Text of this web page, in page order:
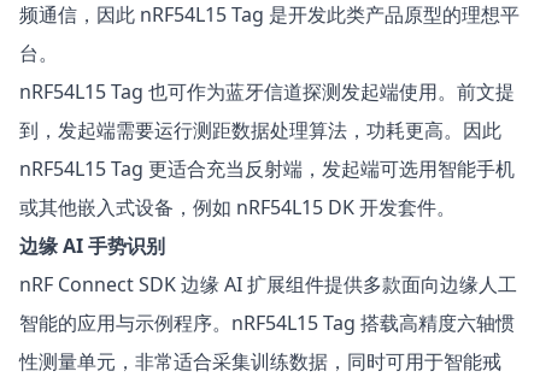
频通信，因此 nRF54L15 Tag 是开发此类产品原型的理想平
台。
nRF54L15 Tag 也可作为蓝牙信道探测发起端使用。前文提
到，发起端需要运行测距数据处理算法，功耗更高。因此
nRF54L15 Tag 更适合充当反射端，发起端可选用智能手机
或其他嵌入式设备，例如 nRF54L15 DK 开发套件。
边缘 AI 手势识别
nRF Connect SDK边缘 AI 扩展组件提供多款面向边缘人工
智能的应用与示例程序。nRF54L15 Tag 搭载高精度六轴惯
性测量单元，非常适合采集训练数据，同时可用于智能戒